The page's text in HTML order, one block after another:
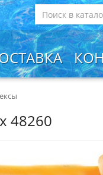
48260